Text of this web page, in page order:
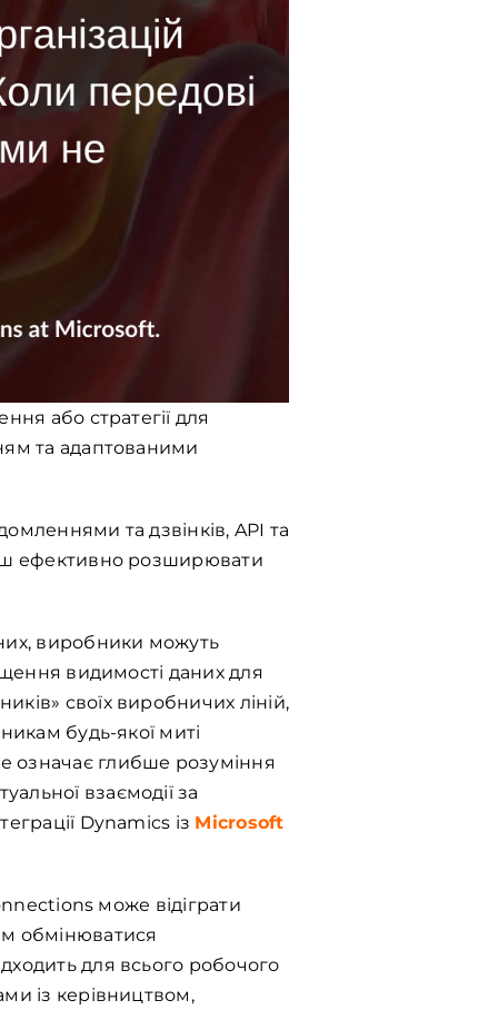
або стратегії для
та адаптованими
та дзвінків, API та
ефективно розширювати
виробники можуть
видимості даних для
своїх виробничих ліній,
будь-якої миті
означає глибше розуміння
взаємодії за
Dynamics із Microsoft
може відіграти
обмінюватися
для всього робочого
із керівництвом,